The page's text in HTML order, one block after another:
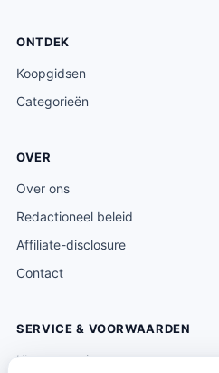
ONTDEK
Koopgidsen
Categorieën
OVER
Over ons
Redactioneel beleid
Affiliate-disclosure
Contact
SERVICE & VOORWAARDEN
Klantenservice